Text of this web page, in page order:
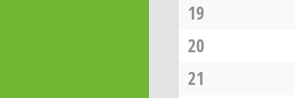
19
20
21